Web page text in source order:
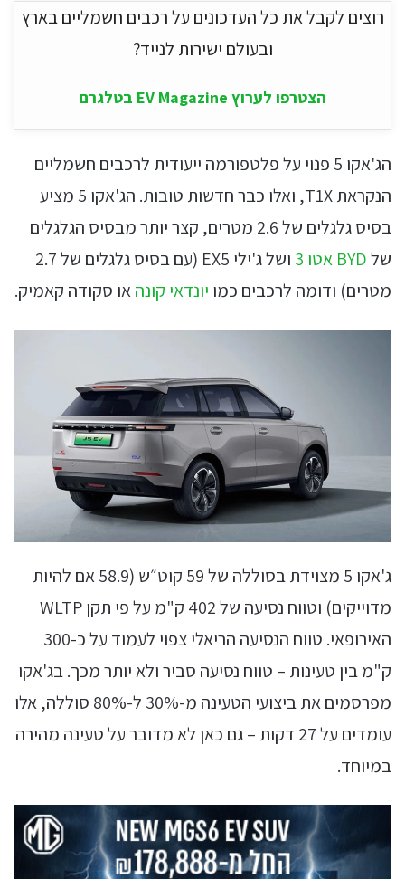
רוצים לקבל את כל העדכונים על רכבים חשמליים בארץ
ובעולם ישירות לנייד?
הצטרפו לערוץ EV Magazine בטלגרם
הג'אקו 5 פנוי על פלטפורמה ייעודית לרכבים חשמליים
הנקראת T1X, ואלו כבר חדשות טובות. הג'אקו 5 מציע
בסיס גלגלים של 2.6 מטרים, קצר יותר מבסיס הגלגלים
שלBYD אטו 3
ושל ג'ילי EX5 (עם בסיס גלגלים של 2.7
מטרים) ודומה לרכבים כמו יונדאי קונהאו סקודה קאמיק.
ג'אקו 5 מצוידת בסוללה של 59 קוט״ש (58.9 אם להיות
מדוייקים) וטווח נסיעה של 402 ק"מ על פי תקן WLTP
האירופאי. טווח הנסיעה הריאלי צפוי לעמוד על כ-300
ק"מ בין טעינות – טווח נסיעה סביר ולא יותר מכך. בג'אקו
מפרסמים את ביצועי הטעינה מ-30% ל-80% סוללה, אלו
עומדים על 27 דקות – גם כאן לא מדובר על טעינה מהירה
במיוחד.